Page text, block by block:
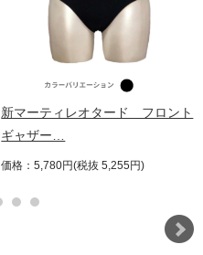
新マーティレオタード フロント
ギャザー…
価格：5,780円(税抜 5,255円)